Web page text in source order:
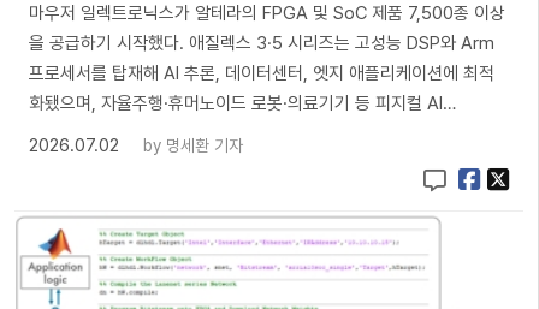
마우저 일렉트로닉스가 알테라의 FPGA 및 SoC 제품 7,500종 이상
을 공급하기 시작했다. 애질렉스 3·5 시리즈는 고성능 DSP와 Arm
프로세서를 탑재해 AI 추론, 데이터센터, 엣지 애플리케이션에 최적
화됐으며, 자율주행·휴머노이드 로봇·의료기기 등 피지컬 AI…
2026.07.02
by 명세환 기자